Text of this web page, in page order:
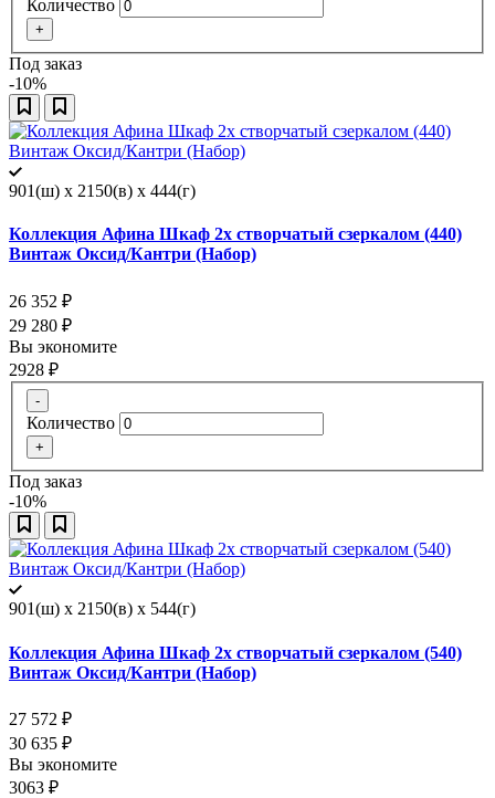
Количество
+
Под заказ
-10%
901(ш) x 2150(в) x 444(г)
Коллекция Афина Шкаф 2х створчатый сзеркалом (440)
Винтаж Оксид/Кантри (Набор)
26 352 ₽
29 280 ₽
Вы экономите
2928 ₽
-
Количество
+
Под заказ
-10%
901(ш) x 2150(в) x 544(г)
Коллекция Афина Шкаф 2х створчатый сзеркалом (540)
Винтаж Оксид/Кантри (Набор)
27 572 ₽
30 635 ₽
Вы экономите
3063 ₽